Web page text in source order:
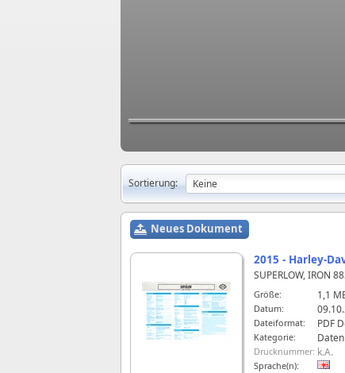
Sortierung:
Neues Dokument
2015 - Harley-
SUPERLOW, IRON
Größe: 1,1
Datum:
Dateiformat: PDF
Kategorie:
Drucknummer: k.A.
Sprache(n):